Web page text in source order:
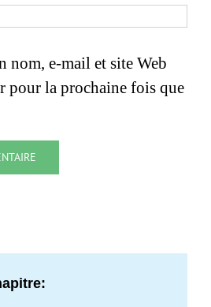
nom, e-mail et site Web
pour la prochaine fois que